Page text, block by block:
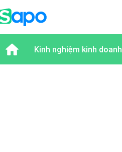
Kinh nghiệm kinh doanh